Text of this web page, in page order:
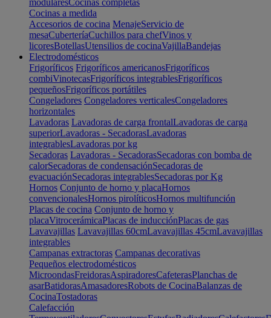
modularesCocinas completas
Cocinas a medida
Accesorios de cocina MenajeServicio de
mesaCuberteríaCuchillos para chefVinos y
licoresBotellasUtensilios de cocinaVajillaBandejas
Electrodomésticos
Frigoríficos Frigoríficos americanosFrigoríficos
combiVinotecasFrigoríficos integrablesFrigoríficos
pequeñosFrigoríficos portátiles
Congeladores Congeladores verticalesCongeladores
horizontales
Lavadoras Lavadoras de carga frontalLavadoras de carga
superiorLavadoras - SecadorasLavadoras
integrablesLavadoras por kg
Secadoras Lavadoras - SecadorasSecadoras con bomba de
calorSecadoras de condensaciónSecadoras de
evacuaciónSecadoras integrablesSecadoras por Kg
Hornos Conjunto de horno y placaHornos
convencionalesHornos pirolíticosHornos multifunción
Placas de cocina Conjunto de horno y
placaVitrocerámicaPlacas de inducciónPlacas de gas
Lavavajillas Lavavajillas 60cmLavavajillas 45cmLavavajillas
integrables
Campanas extractoras Campanas decorativas
Pequeños electrodomésticos
MicroondasFreidorasAspiradoresCafeterasPlanchas de
asarBatidorasAmasadoresRobots de CocinaBalanzas de
CocinaTostadoras
Calefacción